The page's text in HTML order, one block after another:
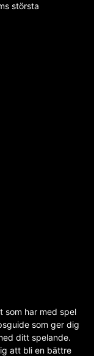
största
som har med spel
som ger dig
ditt spelande.
att bli en bättre